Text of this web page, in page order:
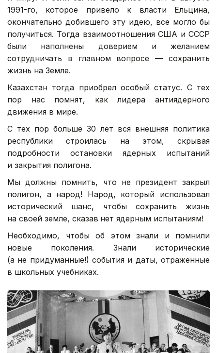
1991-го, которое привело к власти Ельцина,
окончательно добившего эту идею, все могло бы
получиться. Тогда взаимоотношения США и СССР
были наполнены доверием и желанием
сотрудничать в главном вопросе — сохранить
жизнь на Земле.
Казахстан тогда приобрел особый статус. С тех
пор нас помнят, как лидера антиядерного
движения в мире.
С тех пор больше 30 лет вся внешняя политика
республики строилась на этом, скрывая
подробности остановки ядерных испытаний
и закрытия полигона.
Мы должны помнить, что не президент закрыл
полигон, а народ! Народ, который использовал
исторический шанс, чтобы сохранить жизнь
на своей земле, сказав нет ядерным испытаниям!
Необходимо, чтобы об этом знали и помнили
новые поколения. Знали исторические
(а не придуманные!) события и даты, отраженные
в школьных учебниках.